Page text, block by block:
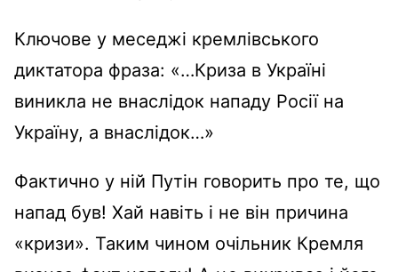
Ключове у меседжі кремлівського
диктатора фраза: «…Криза в Україні
виникла не внаслідок нападу Росії на
Україну, а внаслідок…»
Фактично у ній Путін говорить про те, що
напад був! Хай навіть і не він причина
«кризи». Таким чином очільник Кремля